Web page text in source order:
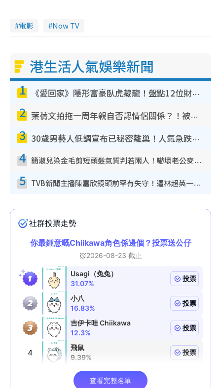
電影 Now TV
港生活人氣娛樂新聞
1 《愛回家》隱形富豪臥虎藏龍！盤點12位財氣逼人的有錢藝人：呢位靚女3億身家唔憂做
2 葉蒨文拍拖一周年親自否認情侶關係？！被質疑感情造假竟稱GM「普通同事」
3 30歲男藝人低調宣布已秘密離巢！人氣急跌變失蹤人口︰「這幾年過得並不容易」
4 簡淑兒染金毛剪短頭髮氣質判若兩人！嚇壞老公麥大力都認唔出：「你做咩事？」
5 TVB新聞主播陳嘉欣鏡頭前罕有失守！遭林超英一句說話突襲嚇親當場大笑